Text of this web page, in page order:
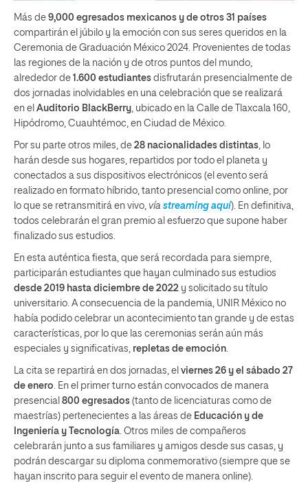
Más de 9,000 egresados mexicanos y de otros 31 países
compartirán el júbilo y la emoción con sus seres queridos en la
Ceremonia de Graduación México 2024. Provenientes de todas
las regiones de la nación y de otros puntos del mundo,
alrededor de 1.600 estudiantes disfrutarán presencialmente de
dos jornadas inolvidables en una celebración que se realizará
en el Auditorio BlackBerry , ubicado en la Calle de Tlaxcala 160,
Hipódromo, Cuauhtémoc, en Ciudad de México.
Por su parte otros miles, de 28 nacionalidades distintas , lo
harán desde sus hogares, repartidos por todo el planeta y
conectados a sus dispositivos electrónicos (el evento será
realizado en formato híbrido, tanto presencial como online, por
lo que se retransmitirá en vivo, vía streaming aquí). En definitiva,
todos celebrarán el gran premio al esfuerzo que supone haber
finalizado sus estudios.
En esta auténtica fiesta, que será recordada para siempre,
participarán estudiantes que hayan culminado sus estudios
desde 2019 hasta diciembre de 2022 y solicitado su título
universitario. A consecuencia de la pandemia, UNIR México no
había podido celebrar un acontecimiento tan grande y de estas
características, por lo que las ceremonias serán aún más
especiales y significativas, repletas de emoción
La cita se repartirá en dos jornadas, el viernes 26 y el sábado 27
de enero . En el primer turno están convocados de manera
presencial 800 egresados (tanto de licenciaturas como de
maestrías) pertenecientes a las áreas de Educación y de
Ingeniería y Tecnología . Otros miles de compañeros
celebrarán junto a sus familiares y amigos desde sus casas, y
podrán descargar su diploma conmemorativo (siempre que se
hayan inscrito para seguir el evento de manera online).